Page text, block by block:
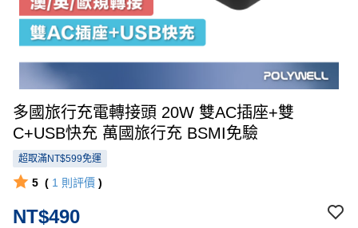
多國旅行充電轉接頭 20W 雙AC插座+雙
C+USB快充 萬國旅行充 BSMI免驗
超取滿NT$599免運
5 ( 1 則評價 )
NT$490